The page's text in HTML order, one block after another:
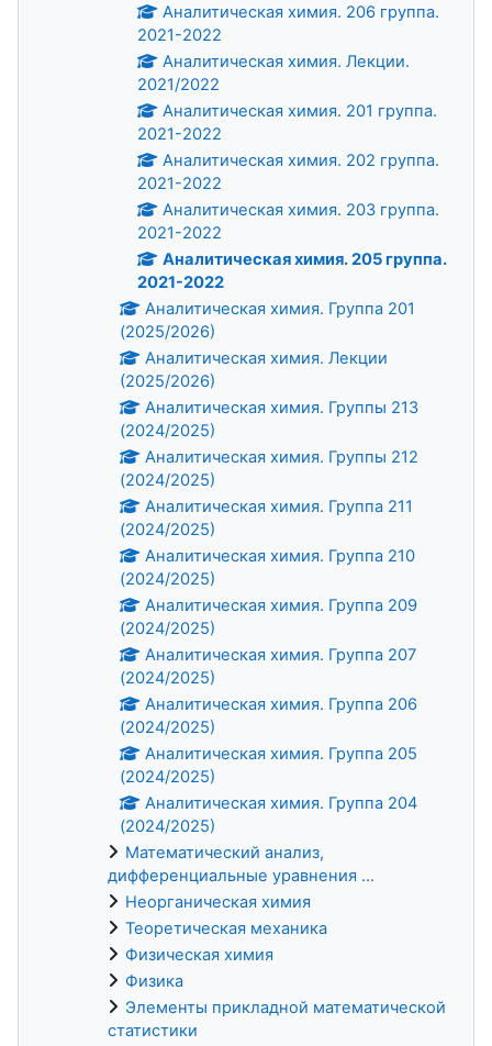
Аналитическая химия. 206 группа.
2021-2022
Аналитическая химия. Лекции.
2021/2022
Аналитическая химия. 201 группа.
2021-2022
Аналитическая химия. 202 группа.
2021-2022
Аналитическая химия. 203 группа.
2021-2022
Аналитическая химия. 205 группа.
2021-2022
Аналитическая химия. Группа 201
(2025/2026)
Аналитическая химия. Лекции
(2025/2026)
Аналитическая химия. Группы 213
(2024/2025)
Аналитическая химия. Группы 212
(2024/2025)
Аналитическая химия. Группа 211
(2024/2025)
Аналитическая химия. Группа 210
(2024/2025)
Аналитическая химия. Группа 209
(2024/2025)
Аналитическая химия. Группа 207
(2024/2025)
Аналитическая химия. Группа 206
(2024/2025)
Аналитическая химия. Группа 205
(2024/2025)
Аналитическая химия. Группа 204
(2024/2025)
Математический анализ,
дифференциальные уравнения ...
Неорганическая химия
Теоретическая механика
Физическая химия
Физика
Элементы прикладной математической
статистики